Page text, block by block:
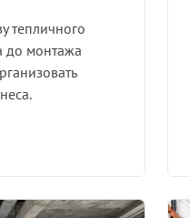
тепличного
до монтажа